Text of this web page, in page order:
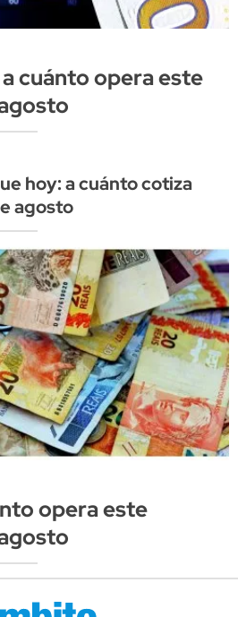
cuánto opera este
hoy: a cuánto cotiza
agosto
opera este